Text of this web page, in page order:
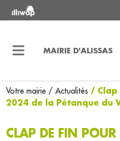
MAIRIE D'ALISSAS
Votre mairie / Actualités / Clap
2024 de la Pétanque du
CLAP DE FIN